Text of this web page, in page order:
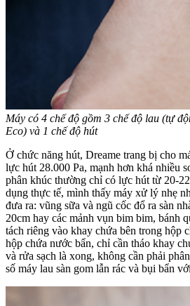
Máy có 4 chế độ gồm 3 chế độ lau (tự
Eco) và 1 chế độ hút
Ở chức năng hút, Dreame trang bị cho
lực hút 28.000 Pa, mạnh hơn khá nhiều
phân khúc thường chỉ có lực hút từ 20-
dụng thực tế, mình thấy máy xử lý nhẹ
đưa ra: vũng sữa và ngũ cốc đổ ra sàn
20cm hay các mảnh vụn bim bim, bánh
tách riêng vào khay chứa bên trong hộp
hộp chứa nước bẩn, chỉ cần tháo khay
và rửa sạch là xong, không cần phải
số máy lau sàn gom lẫn rác và bụi bẩn